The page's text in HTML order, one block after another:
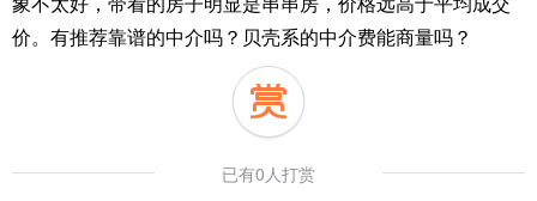
价。有推荐靠谱的中介吗？贝壳系的中介费能商量吗？
已有0人打赏